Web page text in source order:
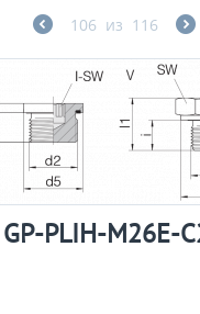
106 из 116
PLIH-M26E-